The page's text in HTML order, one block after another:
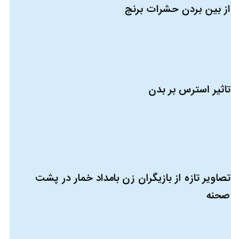
از بین بردن حشرات برنج
تاثیر استرس بر بدن
تصاویر تازه از بازیگران زن بامداد خمار در پشت
صحنه